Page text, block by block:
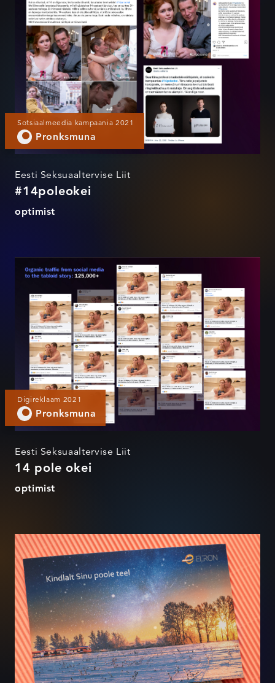
Sotsiaalmeedia kampaania 2021
Pronksmuna
Eesti Seksuaaltervise Liit
#14poleokei
optimist
14 pole okei
Digireklaam 2021
Pronksmuna
Eesti Seksuaaltervise Liit
14 pole okei
optimist
Hea tegu